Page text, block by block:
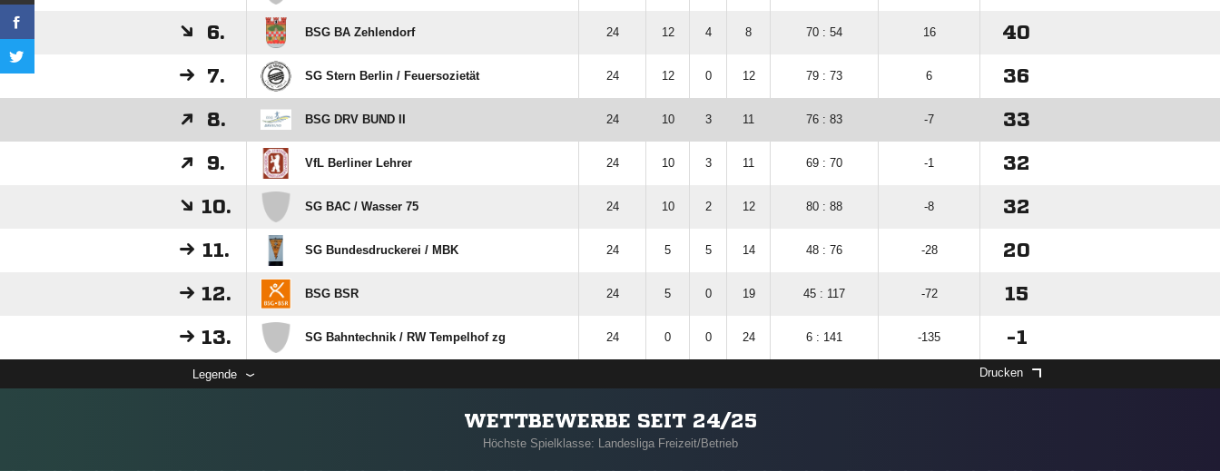
6. BSG BA Zehlendorf 24 12 4 8 70 : 54 16 40
7. SG Stern Berlin /​ Feuersozietät 24 12 0 12 79 : 73 6 36
8. BSG DRV BUND II 24 10 3 11 76 : 83 -7 33
9. VfL Berliner Lehrer 24 10 3 11 69 : 70 -1 32
10. SG BAC /​ Wasser 75 24 10 2 12 80 : 88 -8 32
11. SG Bundesdruckerei /​ MBK 24 5 5 14 48 : 76 -28 20
12. BSG BSR 24 5 0 19 45 : 117 -72 15
13. SG Bahntechnik /​ RW Tempelhof zg 24 0 0 24 6 : 141 -135 -1
Legende Drucken
WETTBEWERBE SEIT 24/25
Höchste Spielklasse: Landesliga Freizeit/Betrieb